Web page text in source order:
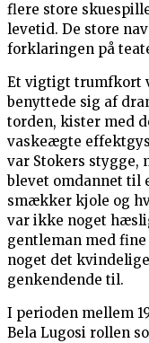
flere store
levetid. De store
forklaringen på
Et vigtigt trumfkort
benyttede sig af
torden, kister med
vaskeægte
var Stokers stygge,
blevet omdannet til
smækker kjole og
var ikke noget
gentleman med
noget det
genkendende til.
I perioden mellem
Bela Lugosi rollen